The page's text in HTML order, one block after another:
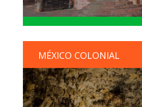
MÉXICO COLONIAL